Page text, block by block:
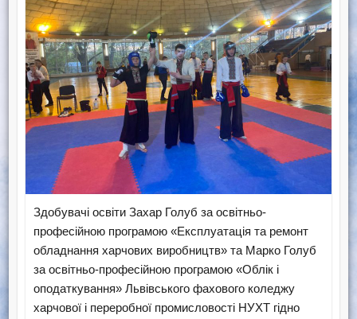
Здобувачі освіти Захар Голуб за освітньо-
професійною програмою «Експлуатація та ремонт
обладнання харчових виробництв» та Марко Голуб
за освітньо-професійною програмою «Облік і
оподаткування» Львівського фахового коледжу
харчової і переробної промисловості НУХТ гідно